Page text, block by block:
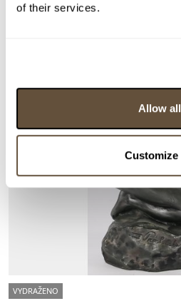
of their services.
Allow all
Customize
VYDRAŽENO